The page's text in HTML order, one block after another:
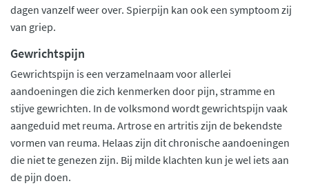
dagen vanzelf weer over. Spierpijn kan ook een symptoom zij
van griep.
Gewrichtspijn
Gewrichtspijn is een verzamelnaam voor allerlei
aandoeningen die zich kenmerken door pijn, stramme en
stijve gewrichten. In de volksmond wordt gewrichtspijn vaak
aangeduid met reuma. Artrose en artritis zijn de bekendste
vormen van reuma. Helaas zijn dit chronische aandoeningen
die niet te genezen zijn. Bij milde klachten kun je wel iets aan
de pijn doen.